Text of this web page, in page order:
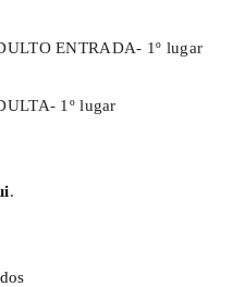
ENTRADA- 1º lugar
1º lugar
.